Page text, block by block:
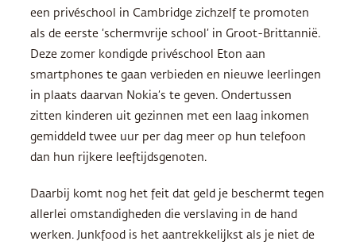
een privéschool in Cambridge zichzelf te promoten
als de eerste ‘schermvrije school’ in Groot-Brittannië.
Deze zomer kondigde privéschool Eton aan
smartphones te gaan verbieden en nieuwe leerlingen
in plaats daarvan Nokia’s te geven. Ondertussen
zitten kinderen uit gezinnen met een laag inkomen
gemiddeld twee uur per dag meer op hun telefoon
dan hun rijkere leeftijdsgenoten.
Daarbij komt nog het feit dat geld je beschermt tegen
allerlei omstandigheden die verslaving in de hand
werken. Junkfood is het aantrekkelijkst als je niet de